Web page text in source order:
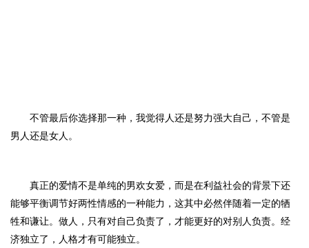
不管最后你选择那一种，我觉得人还是努力强大自己，不管是
男人还是女人。
真正的爱情不是单纯的男欢女爱，而是在利益社会的背景下还
能够平衡调节好两性情感的一种能力，这其中必然伴随着一定的牺
牲和谦让。 做人，只有对自己负责了，才能更好的对别人负责。经
济独立了，人格才有可能独立。